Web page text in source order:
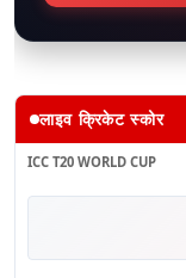
लाइव क्रिकेट स्कोर
ICC T20 WORLD CUP